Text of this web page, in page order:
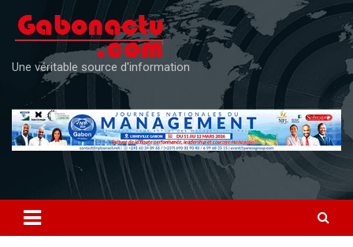
content
Une véritable source d'information